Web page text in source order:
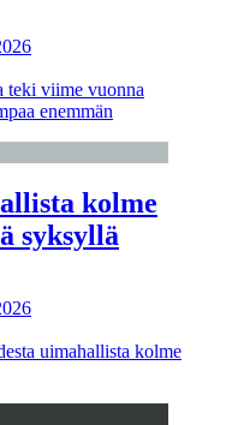
teki viime vuonna
enemmän
kolme
syksyllä
uimahallista kolme